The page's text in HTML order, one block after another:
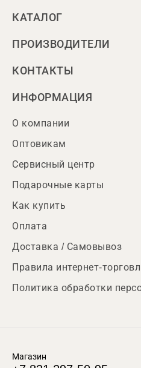
КАТАЛОГ
ПРОИЗВОДИТЕЛИ
КОНТАКТЫ
ИНФОРМАЦИЯ
О компании
Оптовикам
Сервисный центр
Подарочные карты
Как купить
Оплата
Доставка / Самовывоз
Правила интернет-
Политика обработки
Магазин